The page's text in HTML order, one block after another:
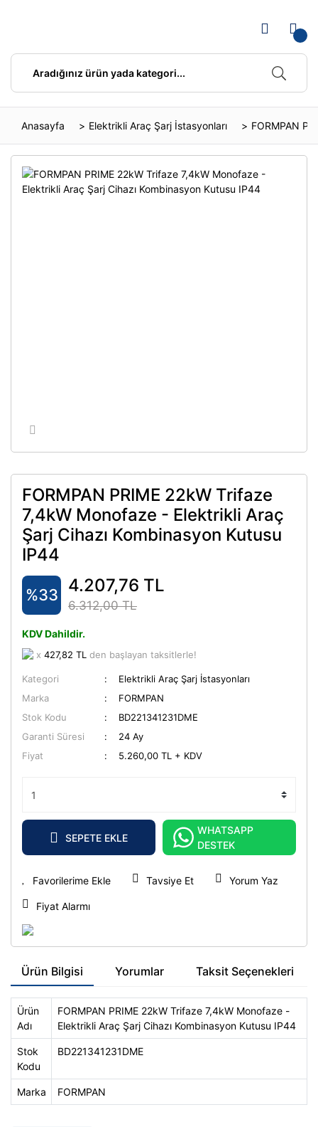
Anasayfa Elektrikli Araç Şarj İstasyonları FORMPAN
FORMPAN PRIME 22kW Trifaze
7,4kW Monofaze - Elektrikli Araç
Şarj Cihazı Kombinasyon Kutusu
IP44
%33 4.207,76 TL
6.312,00 TL
KDV Dahildir.
x 427,82 TL den başlayan taksitlerle!
Kategori
Elektrikli Araç Şarj İstasyonları
Marka
FORMPAN
Stok Kodu
BD221341231DME
Garanti Süresi
24 Ay
Fiyat
5.260,00 TL + KDV
SEPETE EKLE
WHATSAPP
DESTEK
Tavsiye Et Yorum Yaz
Fiyat Alarmı
Ürün Bilgisi Yorumlar Taksit Seçenekleri
Ürün
Adı
FORMPAN PRIME 22kW Trifaze 7,4kW Monofaze -
Elektrikli Araç Şarj Cihazı Kombinasyon Kutusu IP44
Stok
Kodu
BD221341231DME
Marka FORMPAN